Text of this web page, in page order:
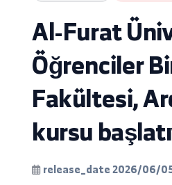
Genel Duyuru
Al-Furat
Fakültesi,
kursu